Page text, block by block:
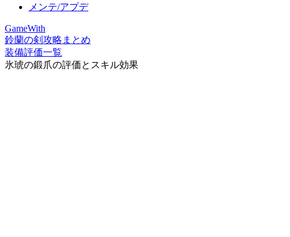
メンテ/アプデ
GameWith
鈴蘭の剣攻略まとめ
装備評価一覧
氷琥の鍛爪の評価とスキル効果